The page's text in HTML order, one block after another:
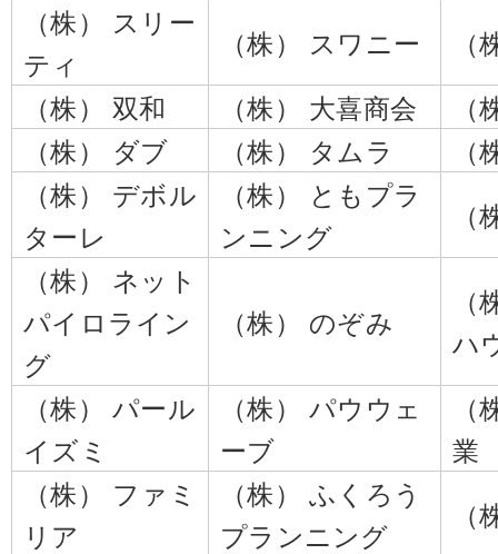
（株） スリー
ティ
（株） スワニー
（株） 双和
（株） 大喜商会
（株） ダブ
（株） タムラ
（株） デボル
ターレ
（株） ともプラ
ンニング
（株） ネット
パイロライン
グ
（株） のぞみ
ハ
（株） パール
イズミ
（株） パウウェ
ーブ
業
（株） ファミ
リア
（株） ふくろう
プランニング